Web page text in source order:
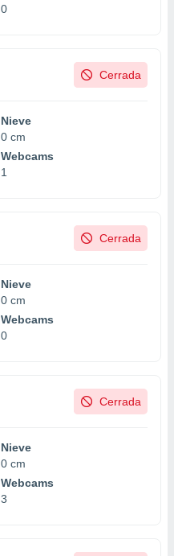
0
Cerrada
Nieve
0 cm
Webcams
1
Cerrada
Nieve
0 cm
Webcams
0
Cerrada
Nieve
0 cm
Webcams
3